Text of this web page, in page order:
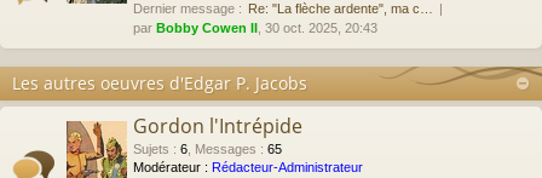
Dernier message : Re: "La flèche ardente", ma c…
par Bobby Cowen II , 30 oct. 2025, 20:43
Les autres oeuvres d'Edgar P. Jacobs
Gordon l'Intrépide
Sujets : 6 Messages : 65
Modérateur : Rédacteur-Administrateur